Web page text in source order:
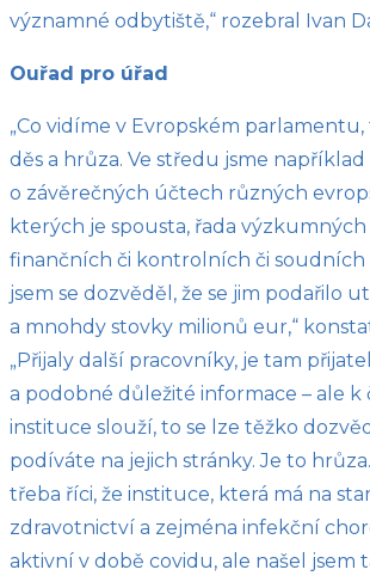
významné odbytiště,“ rozebral Ivan
Ouřad pro úřad
„Co vidíme v Evropském
děs a hrůza. Ve středu jsme například
o závěrečných účtech různých
kterých je spousta, řada
finančních či kontrolních či soudních
jsem se dozvěděl, že se jim podařilo
a mnohdy stovky milionů eur,“
„Přijaly další pracovníky, je tam
a podobné důležité informace – ale k
instituce slouží, to se lze těžko
podíváte na jejich stránky. Je to
třeba říci, že instituce, která má na
zdravotnictví a zejména infekční
aktivní v době covidu, ale našel jsem